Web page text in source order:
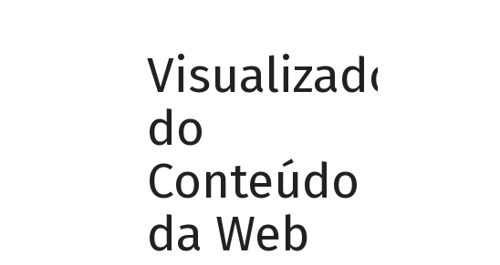
Visualizador
do
Conteúdo
da Web